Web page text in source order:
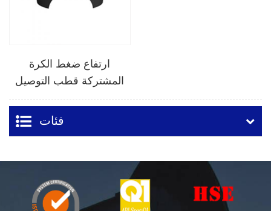
ارتفاع ضغط الكرة
المشتركة قطب التوصيل
فئات